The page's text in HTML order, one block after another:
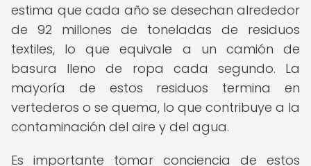
estima que cada año se desechan alrededor
de 92 millones de toneladas de residuos
textiles, lo que equivale a un camión de
basura lleno de ropa cada segundo. La
mayoría de estos residuos termina en
vertederos o se quema, lo que contribuye a la
contaminación del aire y del agua.
Es importante tomar conciencia de estos